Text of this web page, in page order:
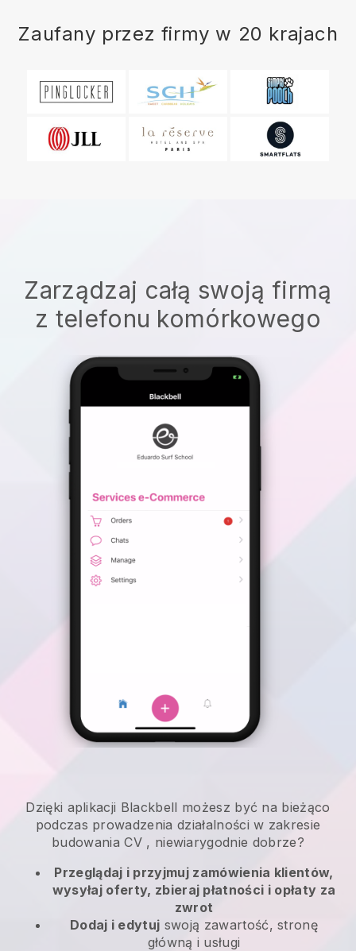
Zaufany przez firmy w 20 krajach
Zarządzaj całą swoją firmą
z telefonu komórkowego
Dzięki aplikacji Blackbell możesz być na bieżąco
podczas prowadzenia działalności w zakresie
budowania CV, niewiarygodnie dobrze?
Przeglądaj i przyjmuj zamówienia klientów,
wysyłaj oferty, zbieraj płatności i opłaty za
zwrot
Dodaj i edytuj swoją zawartość, stronę
główną i usługi